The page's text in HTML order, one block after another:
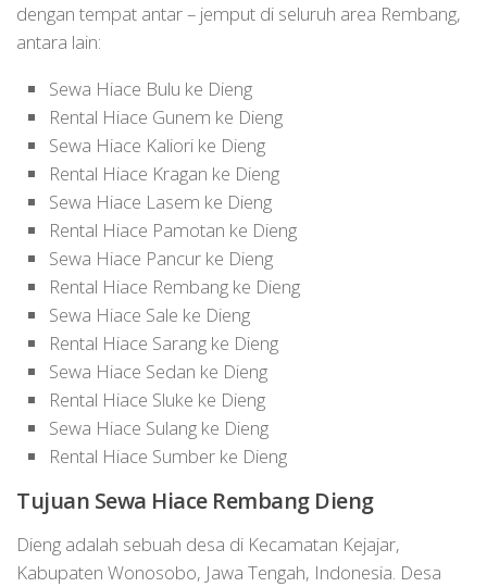
dengan tempat antar – jemput di seluruh area Rembang,
antara lain:
Sewa Hiace Bulu ke Dieng
Rental Hiace Gunem ke Dieng
Sewa Hiace Kaliori ke Dieng
Rental Hiace Kragan ke Dieng
Sewa Hiace Lasem ke Dieng
Rental Hiace Pamotan ke Dieng
Sewa Hiace Pancur ke Dieng
Rental Hiace Rembang ke Dieng
Sewa Hiace Sale ke Dieng
Rental Hiace Sarang ke Dieng
Sewa Hiace Sedan ke Dieng
Rental Hiace Sluke ke Dieng
Sewa Hiace Sulang ke Dieng
Rental Hiace Sumber ke Dieng
Tujuan Sewa Hiace Rembang Dieng
Dieng adalah sebuah desa di Kecamatan Kejajar,
Kabupaten Wonosobo, Jawa Tengah, Indonesia. Desa